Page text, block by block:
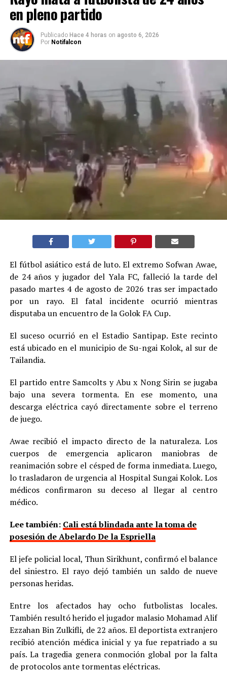
en pleno partido
Publicado Hace 4 horas on agosto 6, 2026
Por Notifalcon
El fútbol asiático está de luto. El extremo Sofwan Awae,
de 24 años y jugador del Yala FC, falleció la tarde del
pasado martes 4 de agosto de 2026 tras ser impactado
por un rayo. El fatal incidente ocurrió mientras
disputaba un encuentro de la Golok FA Cup.
El suceso ocurrió en el Estadio Santipap. Este recinto
está ubicado en el municipio de Su-ngai Kolok, al sur de
Tailandia.
El partido entre Samcolts y Abu x Nong Sirin se jugaba
bajo una severa tormenta. En ese momento, una
descarga eléctrica cayó directamente sobre el terreno
de juego.
Awae recibió el impacto directo de la naturaleza. Los
cuerpos de emergencia aplicaron maniobras de
reanimación sobre el césped de forma inmediata. Luego,
lo trasladaron de urgencia al Hospital Sungai Kolok. Los
médicos confirmaron su deceso al llegar al centro
médico.
Lee también: Cali está blindada ante la toma de
posesión de Abelardo De la Espriella
El jefe policial local, Thun Sirikhunt, confirmó el balance
del siniestro. El rayo dejó también un saldo de nueve
personas heridas.
Entre los afectados hay ocho futbolistas locales.
También resultó herido el jugador malasio Mohamad Alif
Ezzahan Bin Zulkifli, de 22 años. El deportista extranjero
recibió atención médica inicial y ya fue repatriado a su
país. La tragedia genera conmoción global por la falta
de protocolos ante tormentas eléctricas.